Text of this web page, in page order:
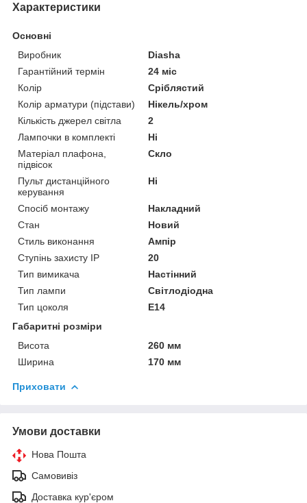
Характеристики
Основні
Виробник
Diasha
Гарантійний термін
24 міс
Колір
Сріблястий
Колір арматури (підстави)
Нікель/хром
Кількість джерел світла
2
Лампочки в комплекті
Ні
Матеріал плафона,
підвісок
Скло
Пульт дистанційного
керування
Ні
Спосіб монтажу
Накладний
Стан
Новий
Стиль виконання
Ампір
Ступінь захисту IP
20
Тип вимикача
Настінний
Тип лампи
Світлодіодна
Тип цоколя
E14
Габаритні розміри
Висота
260 мм
Ширина
170 мм
Приховати
Умови доставки
Нова Пошта
Самовивіз
Доставка кур'єром